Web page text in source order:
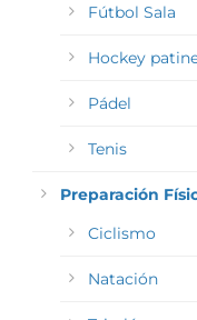
Fútbol Sala
Hockey
Pádel
Tenis
Preparación
Ciclismo
Natación